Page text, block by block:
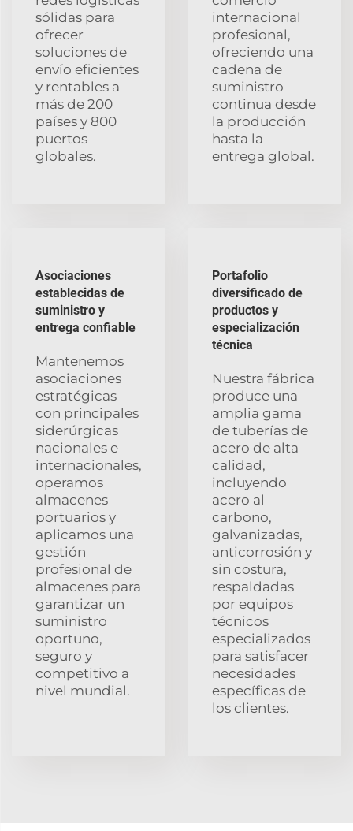
sólidas para
ofrecer
soluciones de
envío eficientes
y rentables a
más de 200
países y 800
puertos
globales.
internacional
profesional,
ofreciendo una
cadena de
suministro
continua desde
la producción
hasta la
entrega global.
Asociaciones
establecidas de
suministro y
entrega confiable
Mantenemos
asociaciones
estratégicas
con principales
siderúrgicas
nacionales e
internacionales,
operamos
almacenes
portuarios y
aplicamos una
gestión
profesional de
almacenes para
garantizar un
suministro
oportuno,
seguro y
competitivo a
nivel mundial.
Portafolio
diversificado de
productos y
especialización
técnica
Nuestra fábrica
produce una
amplia gama
de tuberías de
acero de alta
calidad,
incluyendo
acero al
carbono,
galvanizadas,
anticorrosión y
sin costura,
respaldadas
por equipos
técnicos
especializados
para satisfacer
necesidades
específicas de
los clientes.